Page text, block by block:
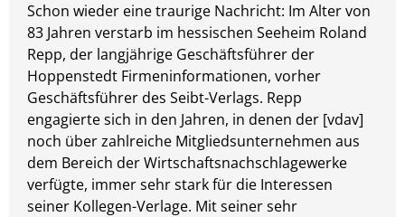
Schon wieder eine traurige Nachricht: Im Alter von
83 Jahren verstarb im hessischen Seeheim Roland
Repp, der langjährige Geschäftsführer der
Hoppenstedt Firmeninformationen, vorher
Geschäftsführer des Seibt-Verlags. Repp
engagierte sich in den Jahren, in denen der [vdav]
noch über zahlreiche Mitgliedsunternehmen aus
dem Bereich der Wirtschaftsnachschlagewerke
verfügte, immer sehr stark für die Interessen
seiner Kollegen-Verlage. Mit seiner sehr